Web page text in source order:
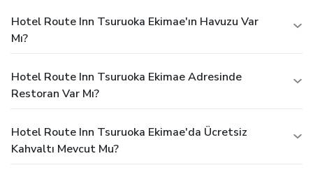
Hotel Route Inn Tsuruoka Ekimae'ın Havuzu Var
Mı?
Hotel Route Inn Tsuruoka Ekimae Adresinde
Restoran Var Mı?
Hotel Route Inn Tsuruoka Ekimae'da Ücretsiz
Kahvaltı Mevcut Mu?